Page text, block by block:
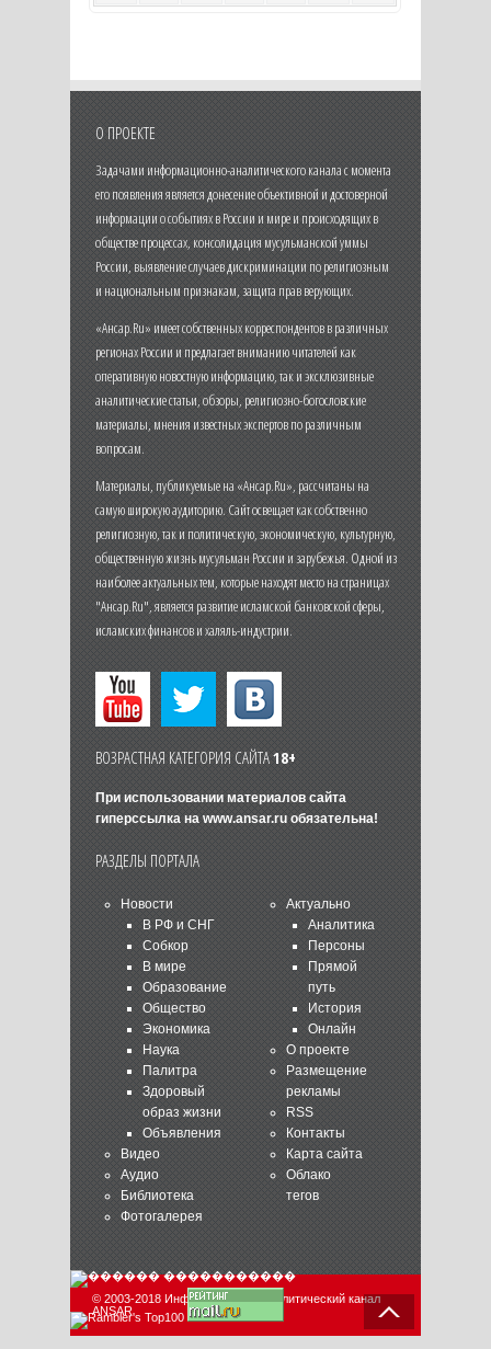
О ПРОЕКТЕ
Задачами информационно-аналитического канала с момента
его появления является донесение объективной и достоверной
информации о событиях в России и мире и происходящих в
обществе процессах, консолидация мусульманской уммы
России, выявление случаев дискриминации по религиозным
и национальным признакам, защита прав верующих.
«Ансар.Ru» имеет собственных корреспондентов в различных
регионах России и предлагает вниманию читателей как
оперативную новостную информацию, так и эксклюзивные
аналитические статьи, обзоры, религиозно-богословские
материалы, мнения известных экспертов по различным
вопросам.
Материалы, публикуемые на «Ансар.Ru», рассчитаны на
самую широкую аудиторию. Сайт освещает как собственно
религиозную, так и политическую, экономическую, культурную,
общественную жизнь мусульман России и зарубежья. Одной из
наиболее актуальных тем, которые находят место на страницах
"Ансар.Ru", является развитие исламской банковской сферы,
исламских финансов и халяль-индустрии.
ВОЗРАСТНАЯ КАТЕГОРИЯ САЙТА18+
При использовании материалов сайта
гиперссылка на www.ansar.ruобязательна!
РАЗДЕЛЫ ПОРТАЛА
Новости
В РФ и СНГ
Собкор
В мире
Образование
Общество
Экономика
Наука
Палитра
Здоровый
образ жизни
Объявления
Видео
Аудио
Библиотека
Фотогалерея
Актуально
Аналитика
Персоны
Прямой
путь
История
Онлайн
О проекте
Размещение
рекламы
RSS
Контакты
Карта сайта
Облако
тегов
© 2003-2018 Информационно-аналитический канал
ANSAR